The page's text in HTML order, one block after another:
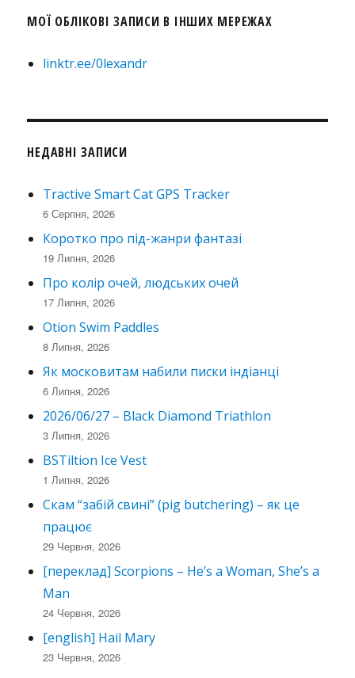
МОЇ ОБЛІКОВІ ЗАПИСИ В ІНШИХ МЕРЕЖАХ
linktr.ee/0lexandr
НЕДАВНІ ЗАПИСИ
Tractive Smart Cat GPS Tracker
6 Серпня, 2026
Коротко про під-жанри фантазі
19 Липня, 2026
Про колір очей, людських очей
17 Липня, 2026
Otion Swim Paddles
8 Липня, 2026
Як московитам набили писки індіанці
6 Липня, 2026
2026/06/27 – Black Diamond Triathlon
3 Липня, 2026
BSTiltion Ice Vest
1 Липня, 2026
Скам “забій свині” (pig butchering) – як це
працює
29 Червня, 2026
[переклад] Scorpions – He’s a Woman, She’s a
Man
24 Червня, 2026
[english] Hail Mary
23 Червня, 2026